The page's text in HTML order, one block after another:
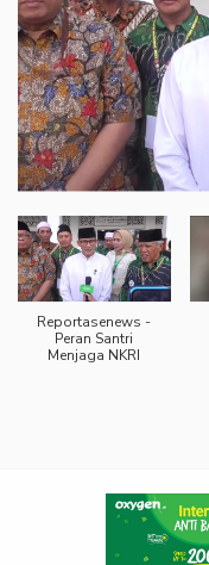
Reportasenews -
Peran Santri
Menjaga NKRI